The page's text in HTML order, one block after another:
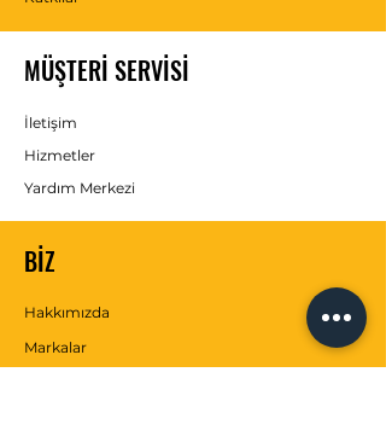
MÜŞTERİ SERVİSİ
İletişim
Hizmetler
Yardım Merkezi
BİZ
Hakkımızda
Markalar